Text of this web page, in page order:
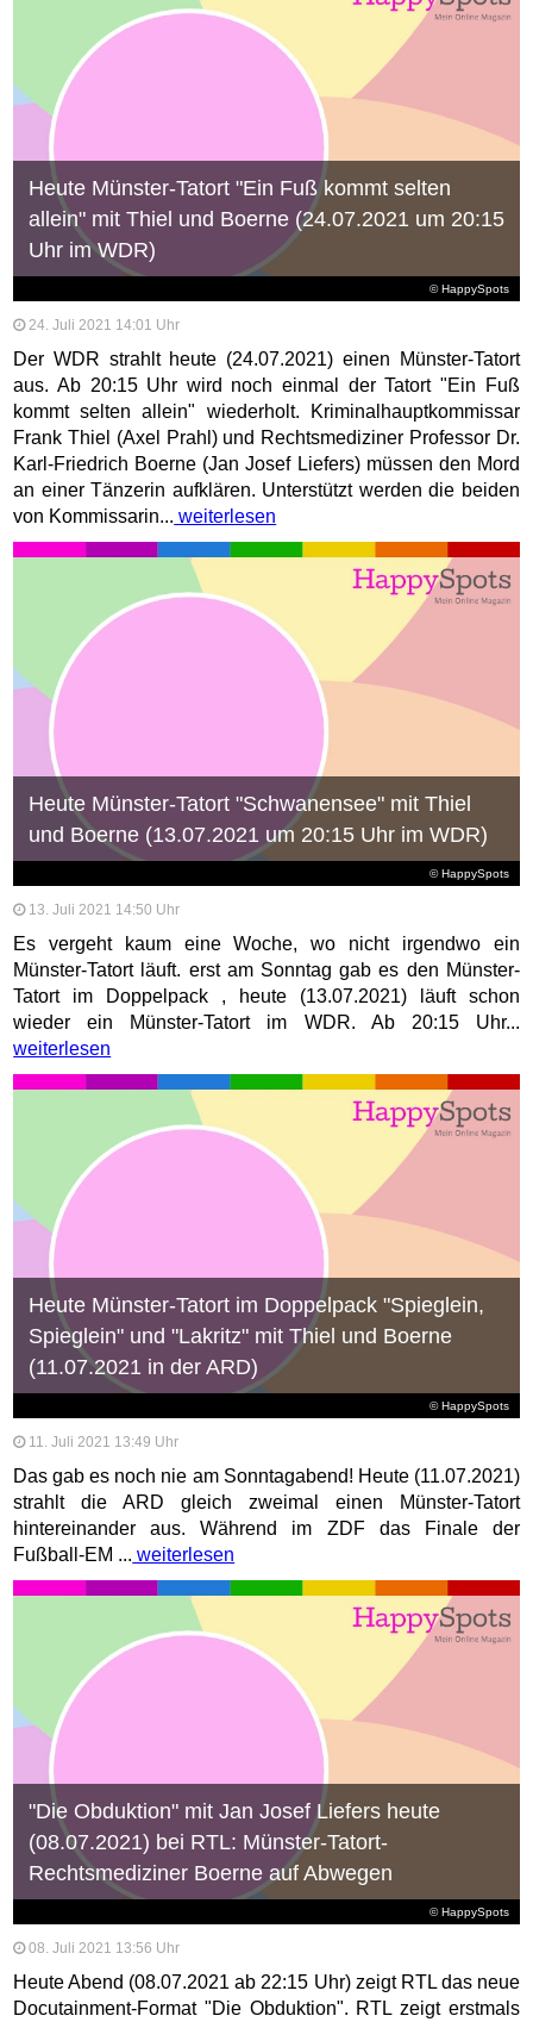
© HappySpots
Heute Münster-Tatort "Ein Fuß kommt selten
allein" mit Thiel und Boerne (24.07.2021 um 20:15
Uhr im WDR)
24. Juli 2021 14:01 Uhr
Der WDR strahlt heute (24.07.2021) einen Münster-Tatort
aus. Ab 20:15 Uhr wird noch einmal der Tatort "Ein Fuß
kommt selten allein" wiederholt. Kriminalhauptkommissar
Frank Thiel (Axel Prahl) und Rechtsmediziner Professor Dr.
Karl-Friedrich Boerne (Jan Josef Liefers) müssen den Mord
an einer Tänzerin aufklären. Unterstützt werden die beiden
von Kommissarin... weiterlesen
© HappySpots
Heute Münster-Tatort "Schwanensee" mit Thiel
und Boerne (13.07.2021 um 20:15 Uhr im WDR)
13. Juli 2021 14:50 Uhr
Es vergeht kaum eine Woche, wo nicht irgendwo ein
Münster-Tatort läuft. erst am Sonntag gab es den Münster-
Tatort im Doppelpack , heute (13.07.2021) läuft schon
wieder ein Münster-Tatort im WDR. Ab 20:15 Uhr...
weiterlesen
© HappySpots
Heute Münster-Tatort im Doppelpack "Spieglein,
Spieglein" und "Lakritz" mit Thiel und Boerne
(11.07.2021 in der ARD)
11. Juli 2021 13:49 Uhr
Das gab es noch nie am Sonntagabend! Heute (11.07.2021)
strahlt die ARD gleich zweimal einen Münster-Tatort
hintereinander aus. Während im ZDF das Finale der
Fußball-EM ... weiterlesen
© HappySpots
"Die Obduktion" mit Jan Josef Liefers heute
(08.07.2021) bei RTL: Münster-Tatort-
Rechtsmediziner Boerne auf Abwegen
08. Juli 2021 13:56 Uhr
Heute Abend (08.07.2021 ab 22:15 Uhr) zeigt RTL das neue
Docutainment-Format "Die Obduktion". RTL zeigt erstmals